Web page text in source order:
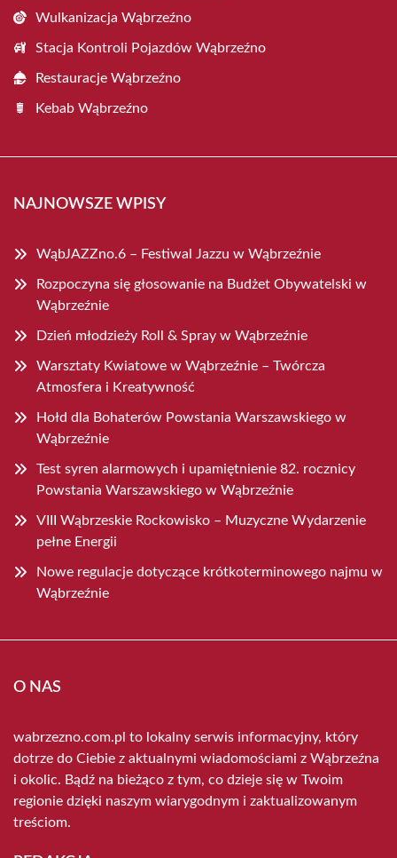
Wulkanizacja Wąbrzeźno
Stacja Kontroli Pojazdów Wąbrzeźno
Restauracje Wąbrzeźno
Kebab Wąbrzeźno
NAJNOWSZE WPISY
WąbJAZZno.6 – Festiwal Jazzu w Wąbrzeźnie
Rozpoczyna się głosowanie na Budżet Obywatelski w
Wąbrzeźnie
Dzień młodzieży Roll & Spray w Wąbrzeźnie
Warsztaty Kwiatowe w Wąbrzeźnie – Twórcza
Atmosfera i Kreatywność
Hołd dla Bohaterów Powstania Warszawskiego w
Wąbrzeźnie
Test syren alarmowych i upamiętnienie 82. rocznicy
Powstania Warszawskiego w Wąbrzeźnie
VIII Wąbrzeskie Rockowisko – Muzyczne Wydarzenie
pełne Energii
Nowe regulacje dotyczące krótkoterminowego najmu w
Wąbrzeźnie
O NAS
wabrzezno.com.pl to lokalny serwis informacyjny, który
dotrze do Ciebie z aktualnymi wiadomościami z Wąbrzeźna
i okolic. Bądź na bieżąco z tym, co dzieje się w Twoim
regionie dzięki naszym wiarygodnym i zaktualizowanym
treściom.